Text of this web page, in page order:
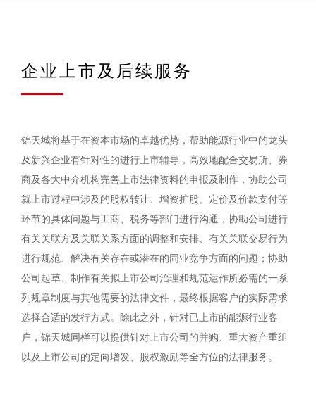
企业上市及后续服务
锦天城将基于在资本市场的卓越优势，帮助能源行业中的龙头
及新兴企业有针对性的进行上市辅导，高效地配合交易所、券
商及各大中介机构完善上市法律资料的申报及制作，协助公司
就上市过程中涉及的股权转让、增资扩股、定价及价款支付等
环节的具体问题与工商、税务等部门进行沟通，协助公司进行
有关关联方及关联关系方面的调整和安排、有关关联交易行为
进行规范、解决有关存在或潜在的同业竞争方面的问题；协助
公司起草、制作有关拟上市公司治理和规范运作所必需的一系
列规章制度与其他需要的法律文件，最终根据客户的实际需求
选择合适的发行方式。除此之外，针对已上市的能源行业客
户，锦天城同样可以提供针对上市公司的并购、重大资产重组
以及上市公司的定向增发、股权激励等全方位的法律服务。